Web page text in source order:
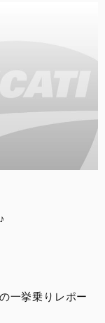
一挙乗りレポー